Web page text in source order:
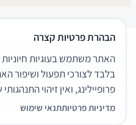
שירותים משפטיים
דרושים
תנאי שימוש
© 2026 הפירמה. כל הזכויות שמורות.
הבהרת פרטיות קצרה
האתר משתמש בעוגיות
בלבד לצורכי תפעול ושיפור
פרופיילינג, ואין זיהוי
מדיניות פרטיותתנאי שימוש